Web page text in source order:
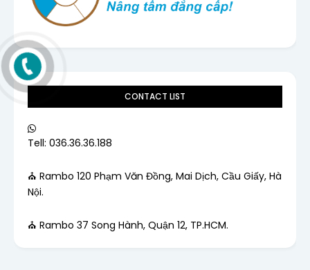
CONTACT LIST
Tell: 036.36.36.188
⛪ Rambo 120 Phạm Văn Đồng, Mai Dịch, Cầu Giấy, Hà
Nội.
⛪ Rambo 37 Song Hành, Quận 12, TP.HCM.